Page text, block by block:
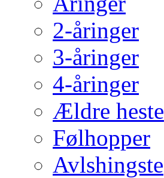
2-åringer
3-åringer
4-åringer
Ældre heste
Følhopper
Avlshingste